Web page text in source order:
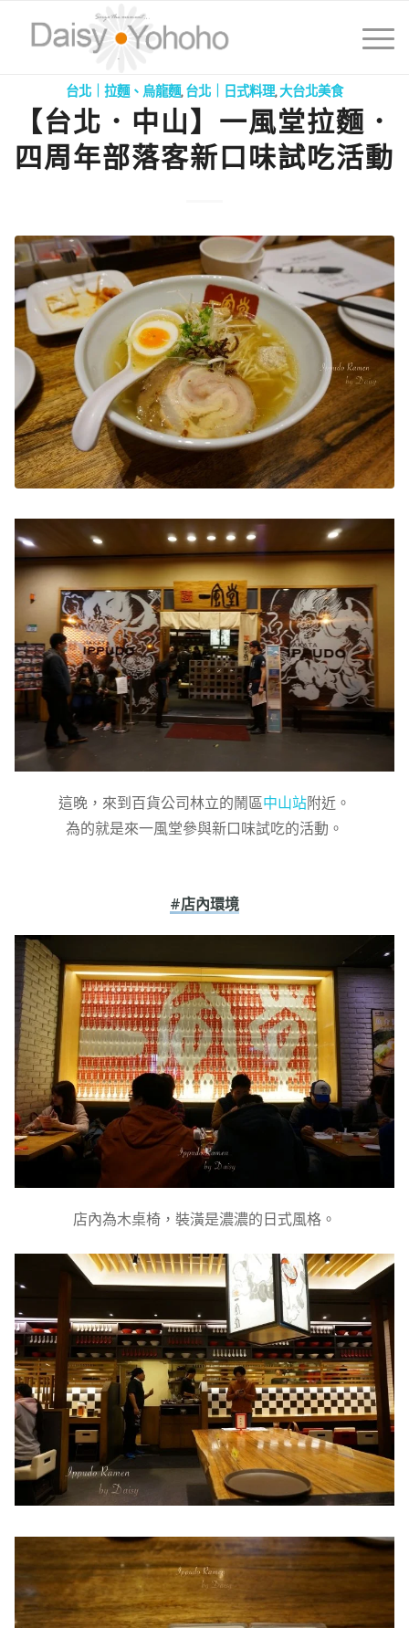
台北｜拉麵、烏龍麵,台北｜日式料理,大台北美食
【台北．中山】一風堂拉麵．
四周年部落客新口味試吃活動
這晚，來到百貨公司林立的鬧區中山站附近。
為的就是來一風堂參與新口味試吃的活動。
#店內環境
店內為木桌椅，裝潢是濃濃的日式風格。